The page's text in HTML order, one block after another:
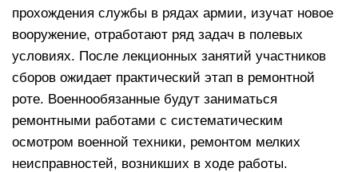
прохождения службы в рядах армии, изучат новое
вооружение, отработают ряд задач в полевых
условиях. После лекционных занятий участников
сборов ожидает практический этап в ремонтной
роте. Военнообязанные будут заниматься
ремонтными работами с систематическим
осмотром военной техники, ремонтом мелких
неисправностей, возникших в ходе работы.